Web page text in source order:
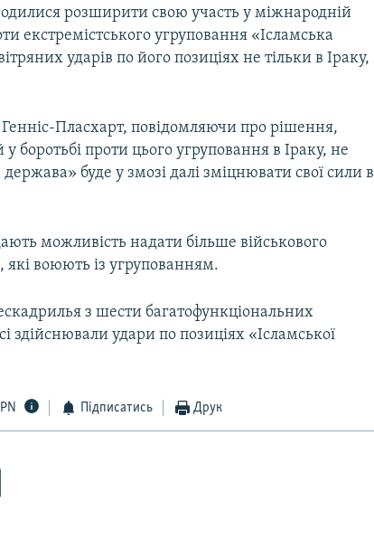
розширити свою участь у міжнародній
екстремістського угруповання «Ісламська
ударів по його позиціях не тільки в Іраку,
Пласхарт, повідомляючи про рішення,
боротьбі проти цього угруповання в Іраку, не
буде у змозі далі зміцнювати свої сили в
можливість надати більше військового
воюють із угрупованням.
з шести багатофункціональних
здійснювали удари по позиціях «Ісламської
Підписатись Друк